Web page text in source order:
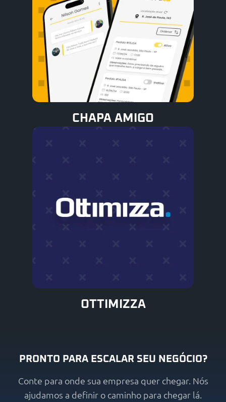
CHAPA AMIGO
OTTIMIZZA
PRONTO PARA ESCALAR SEU NEGÓCIO?
Conte para onde sua empresa quer chegar. Nós
ajudamos a definir o caminho para chegar lá.